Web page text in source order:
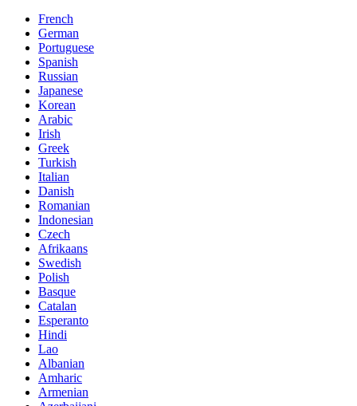
French
German
Portuguese
Spanish
Russian
Japanese
Korean
Arabic
Irish
Greek
Turkish
Italian
Danish
Romanian
Indonesian
Czech
Afrikaans
Swedish
Polish
Basque
Catalan
Esperanto
Hindi
Lao
Albanian
Amharic
Armenian